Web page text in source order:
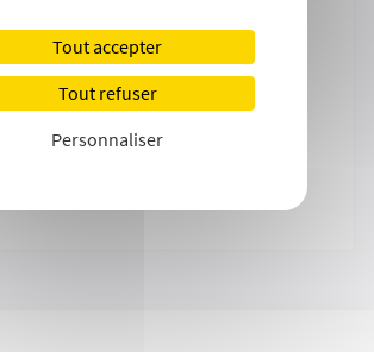
Tout accepter
Tout refuser
Personnaliser